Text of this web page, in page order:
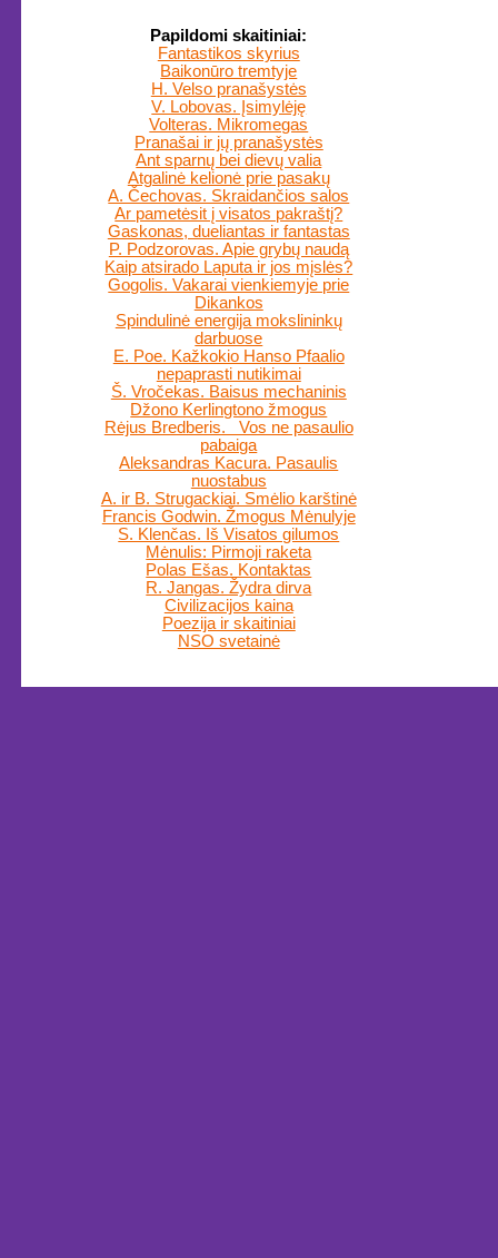
Papildomi skaitiniai:
Fantastikos skyrius
Baikonūro tremtyje
H. Velso pranašystės
V. Lobovas. Įsimylėję
Volteras. Mikromegas
Pranašai ir jų pranašystės
Ant sparnų bei dievų valia
Atgalinė kelionė prie pasakų
A. Čechovas. Skraidančios salos
Ar pametėsit į visatos pakraštį?
Gaskonas, dueliantas ir fantastas
P. Podzorovas. Apie grybų naudą
Kaip atsirado Laputa ir jos mįslės?
Gogolis. Vakarai vienkiemyje prie
Dikankos
Spindulinė energija mokslininkų
darbuose
E. Poe. Kažkokio Hanso Pfaalio
nepaprasti nutikimai
Š. Vročekas. Baisus mechaninis
Džono Kerlingtono žmogus
Rėjus Bredberis. Vos ne pasaulio
pabaiga
Aleksandras Kacura. Pasaulis
nuostabus
A. ir B. Strugackiai. Smėlio karštinė
Francis Godwin. Žmogus Mėnulyje
S. Klenčas. Iš Visatos gilumos
Mėnulis: Pirmoji raketa
Polas Ešas. Kontaktas
R. Jangas. Žydra dirva
Civilizacijos kaina
Poezija ir skaitiniai
NSO svetainė